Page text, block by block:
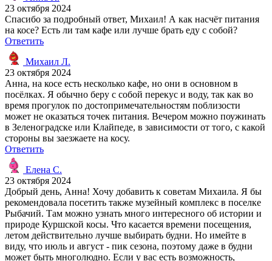
23 октября 2024
Спасибо за подробный ответ, Михаил! А как насчёт питания
на косе? Есть ли там кафе или лучше брать еду с собой?
Ответить
Михаил Л.
23 октября 2024
Анна, на косе есть несколько кафе, но они в основном в
посёлках. Я обычно беру с собой перекус и воду, так как во
время прогулок по достопримечательностям поблизости
может не оказаться точек питания. Вечером можно поужинать
в Зеленоградске или Клайпеде, в зависимости от того, с какой
стороны вы заезжаете на косу.
Ответить
Елена С.
23 октября 2024
Добрый день, Анна! Хочу добавить к советам Михаила. Я бы
рекомендовала посетить также музейный комплекс в поселке
Рыбачий. Там можно узнать много интересного об истории и
природе Куршской косы. Что касается времени посещения,
летом действительно лучше выбирать будни. Но имейте в
виду, что июль и август - пик сезона, поэтому даже в будни
может быть многолюдно. Если у вас есть возможность,